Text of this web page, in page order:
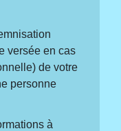
versée en cas
de votre
personne
à